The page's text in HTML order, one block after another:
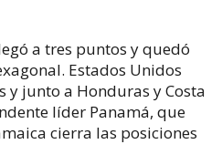
a tres puntos y quedó
Estados Unidos
y junto a Honduras y Costa
líder Panamá, que
cierra las posiciones